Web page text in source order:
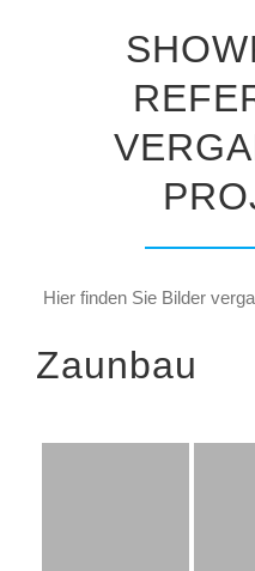
Hier finden Sie Bilder
Zaunbau